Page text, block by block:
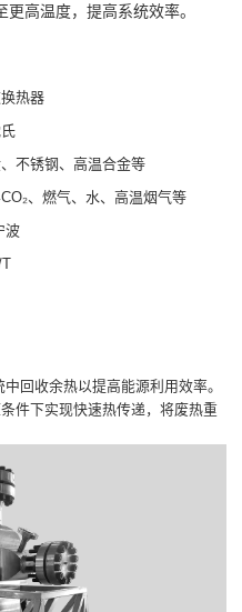
高温度，提高系统效率。
热器
不锈钢、高温合金等
、燃气、水、高温烟气等
波
T
回收余热以提高能源利用效率。
件下实现快速热传递，将废热重